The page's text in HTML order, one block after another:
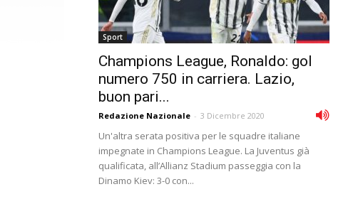
Sport
Champions League, Ronaldo: gol
numero 750 in carriera. Lazio,
buon pari...
Redazione Nazionale - 3 Dicembre 2020
Un'altra serata positiva per le squadre italiane
impegnate in Champions League. La Juventus già
qualificata, all’Allianz Stadium passeggia con la
Dinamo Kiev: 3-0 con...